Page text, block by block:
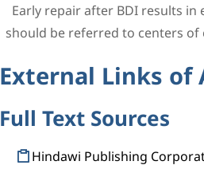
Early repair after BDI results
should be referred to centers of
External Links of
Full Text Sources
Hindawi Publishing